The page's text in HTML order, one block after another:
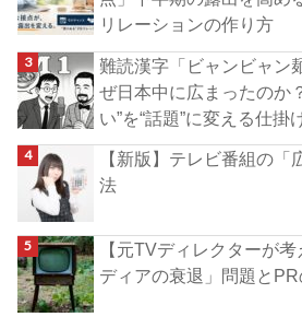
リレーションの作り方
難読漢字「ビャンビャン
ぜ日本中に広まったのか
い”を“話題”に変える仕掛
【新版】テレビ番組の
法
【元TVディレクターが
ディアの衰退」問題と